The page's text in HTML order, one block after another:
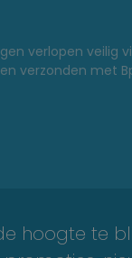
verlopen veilig
verzonden met
hoogte te